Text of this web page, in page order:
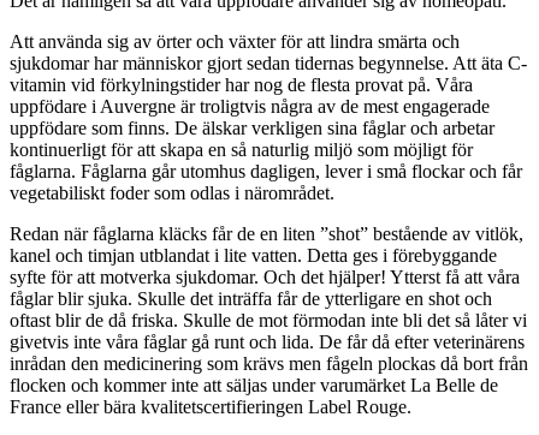
Att använda sig av örter och växter för att lindra smärta och
sjukdomar har människor gjort sedan tidernas begynnelse. Att äta C-
vitamin vid förkylningstider har nog de flesta provat på. Våra
uppfödare i Auvergne är troligtvis några av de mest engagerade
uppfödare som finns. De älskar verkligen sina fåglar och arbetar
kontinuerligt för att skapa en så naturlig miljö som möjligt för
fåglarna. Fåglarna går utomhus dagligen, lever i små flockar och får
vegetabiliskt foder som odlas i närområdet.
Redan när fåglarna kläcks får de en liten ”shot” bestående av vitlök,
kanel och timjan utblandat i lite vatten. Detta ges i förebyggande
syfte för att motverka sjukdomar. Och det hjälper! Ytterst få att våra
fåglar blir sjuka. Skulle det inträffa får de ytterligare en shot och
oftast blir de då friska. Skulle de mot förmodan inte bli det så låter vi
givetvis inte våra fåglar gå runt och lida. De får då efter veterinärens
inrådan den medicinering som krävs men fågeln plockas då bort från
flocken och kommer inte att säljas under varumärket La Belle de
France eller bära kvalitetscertifieringen Label Rouge.